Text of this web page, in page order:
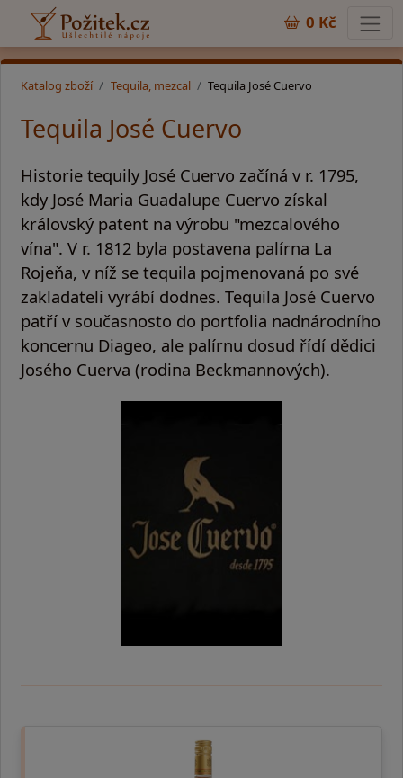
0 Kč
Katalog zboží Tequila, mezcal Tequila José Cuervo
Tequila José Cuervo
Historie tequily José Cuervo začíná v r. 1795,
kdy José Maria Guadalupe Cuervo získal
královský patent na výrobu "mezcalového
vína". V r. 1812 byla postavena palírna La
Rojeňa, v níž se tequila pojmenovaná po své
zakladateli vyrábí dodnes. Tequila José Cuervo
patří v současnosto do portfolia nadnárodního
koncernu Diageo, ale palírnu dosud řídí dědici
Josého Cuerva (rodina Beckmannových).